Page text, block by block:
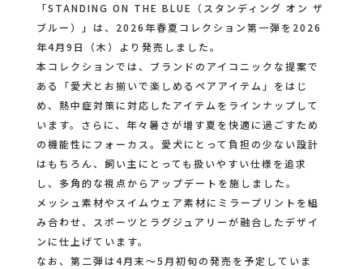
「STANDING ON THE BLUE（スタンディング オン ザ
ブルー）」は、2026年春夏コレクション第一弾を2026
年4月9日（木）より発売しました。
本コレクションでは、ブランドのアイコニックな提案で
ある「愛犬とお揃いで楽しめるペアアイテム」をはじ
め、熱中症対策に対応したアイテムをラインナップして
います。さらに、年々暑さが増す夏を快適に過ごすため
の機能性にフォーカス。愛犬にとって負担の少ない設計
はもちろん、飼い主にとっても扱いやすい仕様を追求
し、多角的な視点からアップデートを施しました。
メッシュ素材やスイムウェア素材にミラープリントを組
み合わせ、スポーツとラグジュアリーが融合したデザイ
ンに仕上げています。
なお、第二弾は4月末〜5月初旬の発売を予定していま